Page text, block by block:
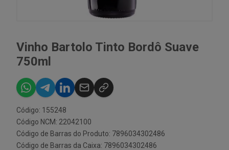
Vinho Bartolo Tinto Bordô Suave
750ml
Código: 155248
Código NCM: 22042100
Código de Barras do Produto: 7896034302486
Código de Barras da Caixa: 7896034302486